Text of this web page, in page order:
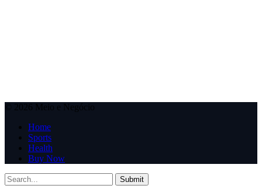
© 2026 Meio e Negócio
Home
Sports
Health
Buy Now
Submit